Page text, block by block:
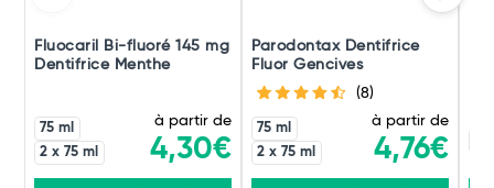
Fluocaril Bi-fluoré 145 mg
Dentifrice Menthe
75 ml
2 x 75 ml
à partir de
4,30€
Parodontax Dentifrice
Fluor Gencives
(8)
75 ml
2 x 75 ml
à partir de
4,76€